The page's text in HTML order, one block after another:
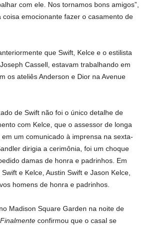
com ele. Nos tornamos bons amigos”,
coisa emocionante fazer o casamento de
que Swift, Kelce e o estilista
Cassell, estavam trabalhando em
os ateliês Anderson e Dior na Avenue
de Swift não foi o único detalhe de
com Kelce, que o assessor de longa
um comunicado à imprensa na sexta-
dirigia a cerimônia, foi um choque
damas de honra e padrinhos. Em
e Kelce, Austin Swift e Jason Kelce,
homens de honra e padrinhos.
Madison Square Garden na noite de
Finalmente confirmou que o casal se